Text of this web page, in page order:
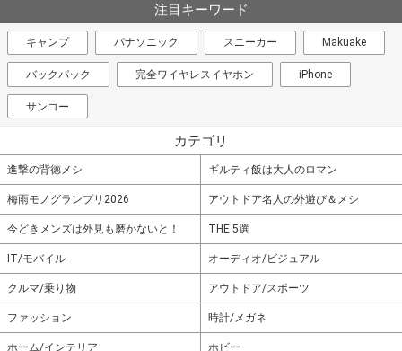
注目キーワード
キャンプ パナソニック スニーカー Makuake
バックパック 完全ワイヤレスイヤホン iPhone
サンコー
カテゴリ
進撃の背徳メシ ギルティ飯は大人のロマン
梅雨モノグランプリ2026 アウトドア名人の外遊び＆メシ
今どきメンズは外見も磨かないと！ THE 5選
IT/モバイル オーディオ/ビジュアル
クルマ/乗り物 アウトドア/スポーツ
ファッション 時計/メガネ
ホーム/インテリア ホビー